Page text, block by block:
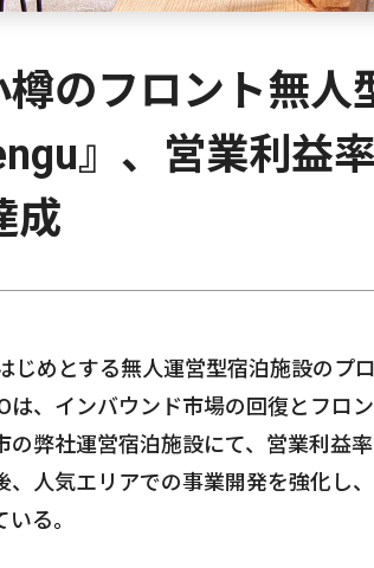
のフロント無人
』、営業利益
成
じめとする無人運営型宿泊施設のプ
は、インバウンド市場の回復とフロ
の弊社運営宿泊施設にて、営業利益
、人気エリアでの事業開発を強化し
る。